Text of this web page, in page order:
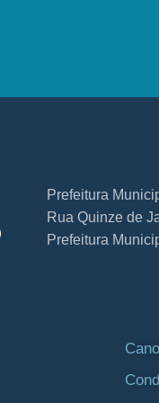
Prefeitura
Rua Quinze de
Prefeitura